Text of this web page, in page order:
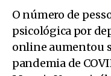
O número de
psicológica por
online aumentou
pandemia de